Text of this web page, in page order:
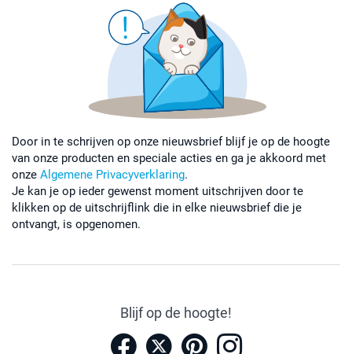
Door in te schrijven op onze nieuwsbrief blijf je op de hoogte
van onze producten en speciale acties en ga je akkoord met
onze Algemene Privacyverklaring.
Je kan je op ieder gewenst moment uitschrijven door te
klikken op de uitschrijflink die in elke nieuwsbrief die je
ontvangt, is opgenomen.
Blijf op de hoogte!